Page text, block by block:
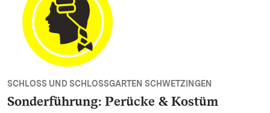
SCHLOSS UND SCHLOSSGARTEN SCHWETZINGEN
Sonderführung: Perücke & Kostüm